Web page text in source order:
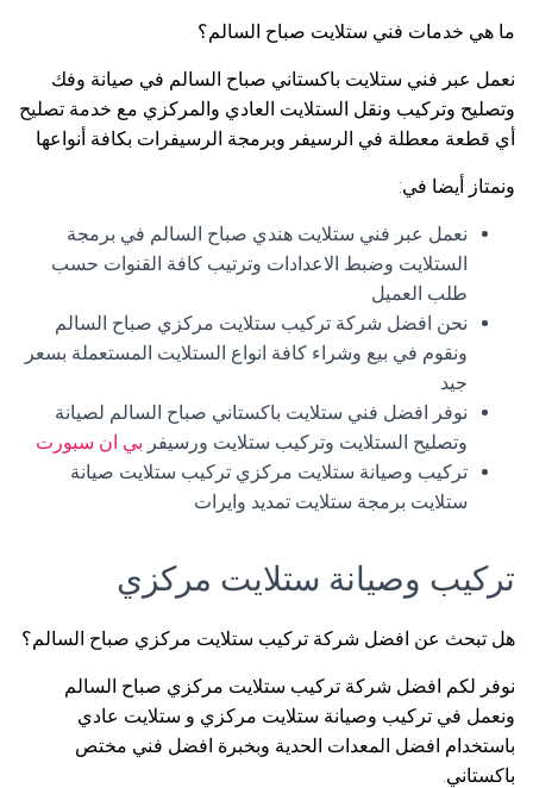
ما هي خدمات فني ستلايت صباح السالم؟
نعمل عبر فني ستلايت باكستاني صباح السالم في صيانة وفك
وتصليح وتركيب ونقل الستلايت العادي والمركزي مع خدمة تصليح
أي قطعة معطلة في الرسيفر وبرمجة الرسيفرات بكافة أنواعها
ونمتاز أيضا في:
نعمل عبر فني ستلايت هندي صباح السالم في برمجة
الستلايت وضبط الاعدادات وترتيب كافة القنوات حسب
طلب العميل
نحن افضل شركة تركيب ستلايت مركزي صباح السالم
ونقوم في بيع وشراء كافة انواع الستلايت المستعملة بسعر
جيد
نوفر افضل فني ستلايت باكستاني صباح السالم لصيانة
وتصليح الستلايت وتركيب ستلايت ورسيفر بي ان سبورت
تركيب وصيانة ستلايت مركزي تركيب ستلايت صيانة
ستلايت برمجة ستلايت تمديد وايرات
تركيب وصيانة ستلايت مركزي
هل تبحث عن افضل شركة تركيب ستلايت مركزي صباح السالم؟
نوفر لكم افضل شركة تركيب ستلايت مركزي صباح السالم
ونعمل في تركيب وصيانة ستلايت مركزي و ستلايت عادي
باستخدام افضل المعدات الحدية وبخبرة افضل فني مختص
باكستاني.